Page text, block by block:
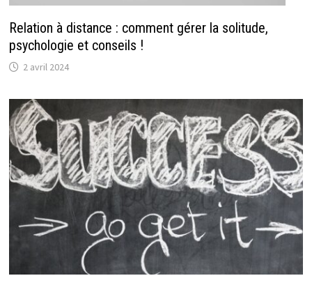
Relation à distance : comment gérer la solitude,
psychologie et conseils !
2 avril 2024